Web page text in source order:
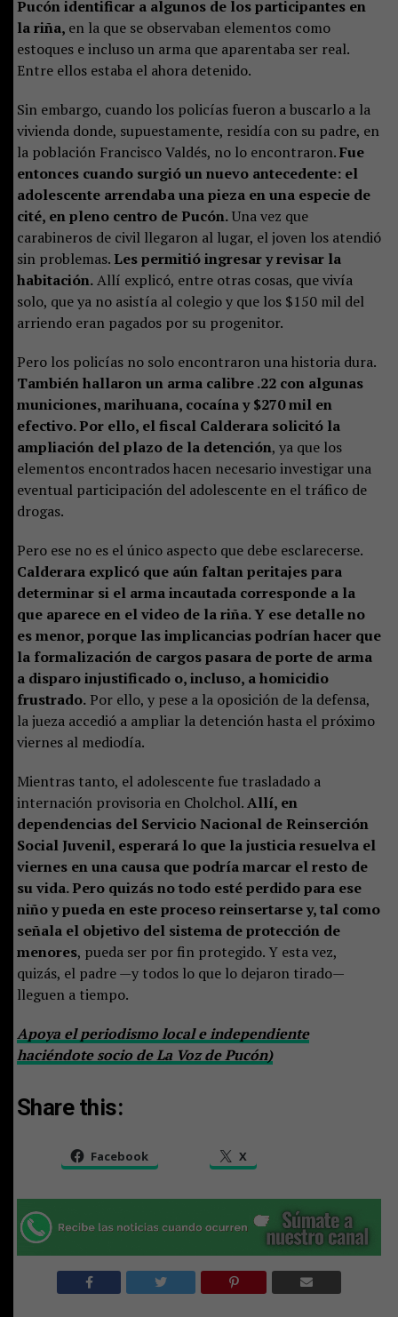
Pucón identificar a algunos de los participantes en
la riña, en la que se observaban elementos como
estoques e incluso un arma que aparentaba ser real.
Entre ellos estaba el ahora detenido.
Sin embargo, cuando los policías fueron a buscarlo a la
vivienda donde, supuestamente, residía con su padre, en
la población Francisco Valdés, no lo encontraron.Fue
entonces cuando surgió un nuevo antecedente: el
adolescente arrendaba una pieza en una especie de
cité, en pleno centro de Pucón.Una vez que
carabineros de civil llegaron al lugar, el joven los atendió
sin problemas. Les permitió ingresar y revisar la
habitación.Allí explicó, entre otras cosas, que vivía
solo, que ya no asistía al colegio y que los $150 mil del
arriendo eran pagados por su progenitor.
Pero los policías no solo encontraron una historia dura.
También hallaron un arma calibre .22 con algunas
municiones, marihuana, cocaína y $270 mil en
efectivo. Por ello, el fiscal Calderara solicitó la
ampliación del plazo de la detención, ya que los
elementos encontrados hacen necesario investigar una
eventual participación del adolescente en el tráfico de
drogas.
Pero ese no es el único aspecto que debe esclarecerse.
Calderara explicó que aún faltan peritajes para
determinar si el arma incautada corresponde a la
que aparece en el video de la riña. Y ese detalle no
es menor, porque las implicancias podrían hacer que
la formalización de cargos pasara de porte de arma
a disparo injustificado o, incluso, a homicidio
frustrado.Por ello, y pese a la oposición de la defensa,
la jueza accedió a ampliar la detención hasta el próximo
viernes al mediodía.
Mientras tanto, el adolescente fue trasladado a
internación provisoria en Cholchol.Allí, en
dependencias del Servicio Nacional de Reinserción
Social Juvenil, esperará lo que la justicia resuelva el
viernes en una causa que podría marcar el resto de
su vida. Pero quizás no todo esté perdido para ese
niño y pueda en este proceso reinsertarse y, tal como
señala el objetivo del sistema de protección de
menores, pueda ser por fin protegido. Y esta vez,
quizás, el padre —y todos lo que lo dejaron tirado—
lleguen a tiempo.
Apoya el periodismo local e independiente
haciéndote socio de La Voz de Pucón)
Share this:
Facebook X